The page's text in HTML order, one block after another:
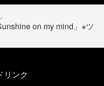
on my mind」※ツ
リンク